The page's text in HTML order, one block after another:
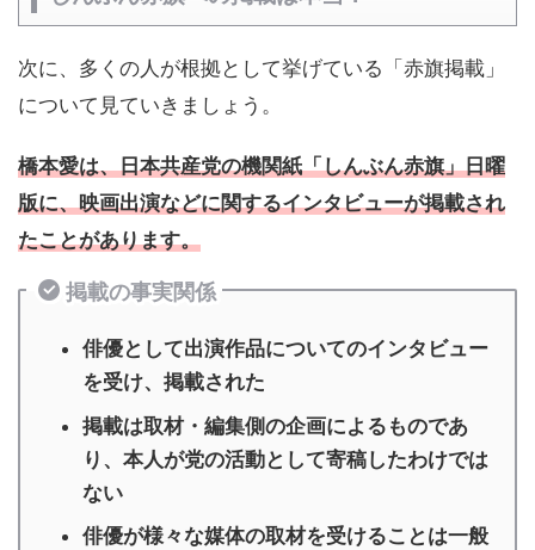
次に、多くの人が根拠として挙げている「赤旗掲載」
について見ていきましょう。
橋本愛は、日本共産党の機関紙「しんぶん赤旗」日曜
版に、映画出演などに関するインタビューが掲載され
たことがあります。
掲載の事実関係
俳優として出演作品についてのインタビュー
を受け、掲載された
掲載は取材・編集側の企画によるものであ
り、本人が党の活動として寄稿したわけでは
ない
俳優が様々な媒体の取材を受けることは一般